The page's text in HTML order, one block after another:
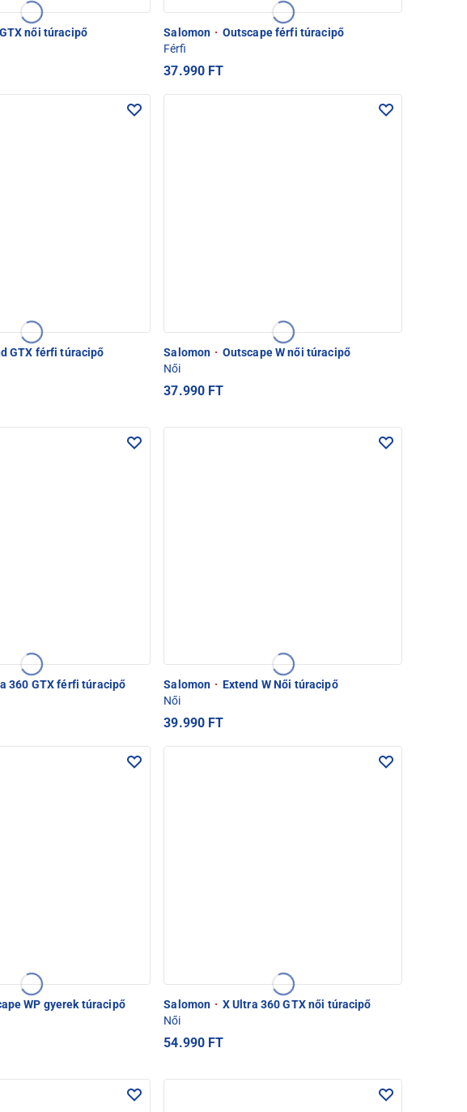
női túracipő
Salomon · Outscape férfi túracipő
Férfi
37.990 FT
GTX férfi túracipő
Salomon · Outscape W női túracipő
Női
37.990 FT
360 GTX férfi túracipő
Salomon · Extend W Női túracipő
Női
39.990 FT
WP gyerek túracipő
Salomon · X Ultra 360 GTX női túracipő
Női
54.990 FT